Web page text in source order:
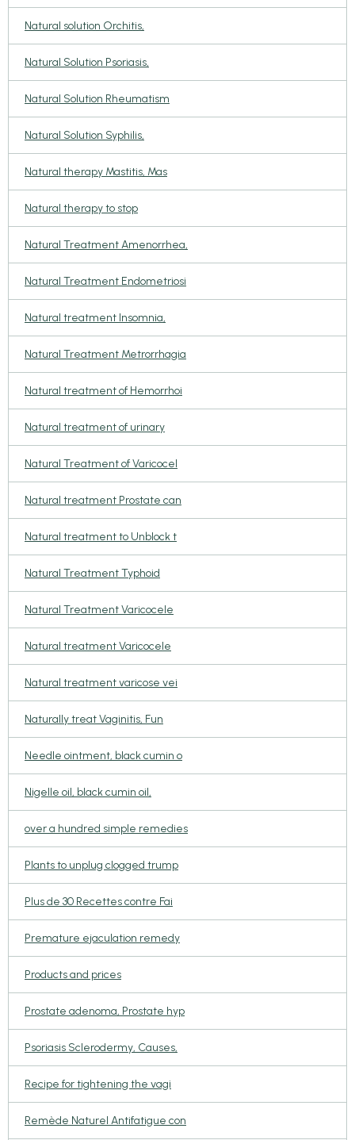
Natural solution Orchitis,
Natural Solution Psoriasis,
Natural Solution Rheumatism
Natural Solution Syphilis,
Natural therapy Mastitis, Mas
Natural therapy to stop
Natural Treatment Amenorrhea,
Natural Treatment Endometriosi
Natural treatment Insomnia,
Natural Treatment Metrorrhagia
Natural treatment of Hemorrhoi
Natural treatment of urinary
Natural Treatment of Varicocel
Natural treatment Prostate can
Natural treatment to Unblock t
Natural Treatment Typhoid
Natural Treatment Varicocele
Natural treatment Varicocele
Natural treatment varicose vei
Naturally treat Vaginitis, Fun
Needle ointment, black cumin o
Nigelle oil, black cumin oil,
over a hundred simple remedies
Plants to unplug clogged trump
Plus de 30 Recettes contre Fai
Premature ejaculation remedy
Products and prices
Prostate adenoma, Prostate hyp
Psoriasis Sclerodermy, Causes,
Recipe for tightening the vagi
Remède Naturel Antifatigue con